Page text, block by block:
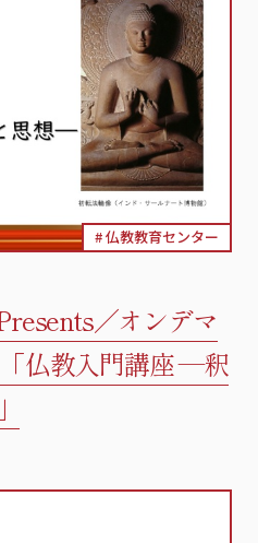
仏教教育センター
／オンデマ
仏教入門講座 —釈